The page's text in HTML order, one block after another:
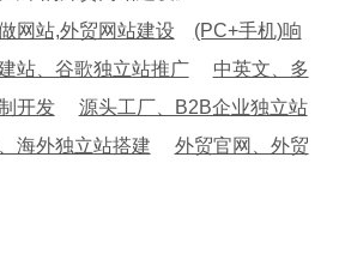
网站,外贸网站建设
(PC+手机)响
站、谷歌独立站推广
中英文、多
开发
源头工厂、B2B企业独立站
海外独立站搭建
外贸官网、外贸